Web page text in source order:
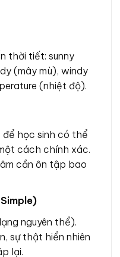
thời tiết: sunny
(mây mù), windy
(nhiệt độ).
để học sinh có thể
cách chính xác.
cần ôn tập bao
nguyên thể).
sự thật hiển nhiên
lại.